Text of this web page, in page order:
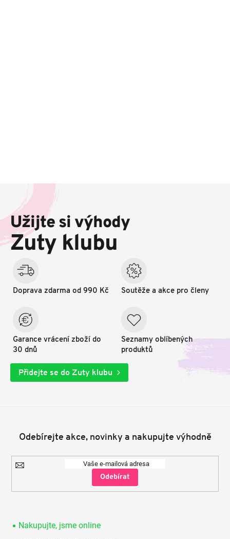
a
í
Užijte si výhody
Zuty klubu
Doprava zdarma od 990 Kč
Garance vrácení zboží do
30 dnů
Soutěže a akce pro členy
Seznamy oblíbených
produktů
Přidejte se do Zuty klubu
Odebírejte akce, novinky a nakupujte výhodně
se
Nakupujte, jsme online